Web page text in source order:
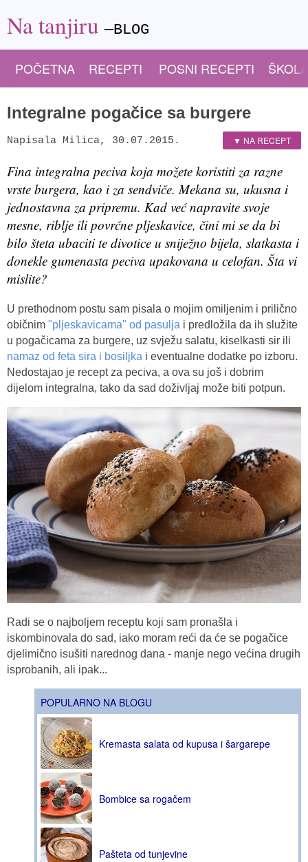
Na tanjiru—BLOG
POČETNA RECEPTI POSNI RECEPTI
Integralne pogačice sa burgere
▼ NA RECEPT
Napisala Milica, 30.07.2015.
Fina integralna peciva koja možete koristiti za razne
vrste burgera, kao i za sendviče. Mekana su, ukusna i
jednostavna za pripremu. Kad već napravite svoje
mesne, riblje ili povrćne pljeskavice, čini mi se da bi
bilo šteta ubaciti te divotice u sniježno bijela, slatkasta i
donekle gumenasta peciva upakovana u celofan. Šta vi
mislite?
U prethodnom postu sam pisala o mojim omiljenim i prilično
običnim "pljeskavicama" od pasulja i predložila da ih služite
u pogačicama za burgere, uz svježu salatu, kiselkasti sir ili
namaz od feta sira i bosiljka i eventualne dodatke po izboru.
Nedostajao je recept za peciva, a ova su još i dobrim
dijelom integralna, tako da sad doživljaj može biti potpun.
Radi se o najboljem receptu koji sam pronašla i
iskombinovala do sad, iako moram reći da će se pogačice
djelimično isušiti narednog dana - manje nego većina drugih
isprobanih, ali ipak...
POPULARNO NA BLOGU
Kremasta salata od kupusa i šargarepe
Bombice sa rogačem
Pašteta od tunjevine